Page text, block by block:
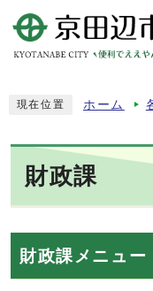
現在位置 ホーム
財政課
財政課メニュー